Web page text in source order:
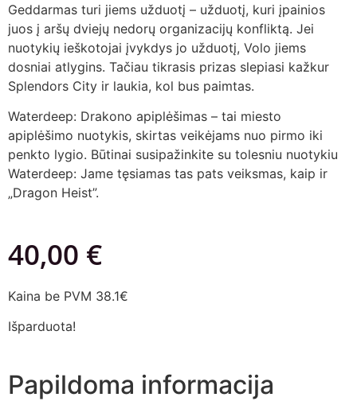
Geddarmas turi jiems užduotį – užduotį, kuri įpainios
juos į aršų dviejų nedorų organizacijų konfliktą. Jei
nuotykių ieškotojai įvykdys jo užduotį, Volo jiems
dosniai atlygins. Tačiau tikrasis prizas slepiasi kažkur
Splendors City ir laukia, kol bus paimtas.
Waterdeep: Drakono apiplėšimas – tai miesto
apiplėšimo nuotykis, skirtas veikėjams nuo pirmo iki
penkto lygio. Būtinai susipažinkite su tolesniu nuotykiu
Waterdeep: Jame tęsiamas tas pats veiksmas, kaip ir
„Dragon Heist”.
40,00 €
Kaina be PVM 38.1€
Išparduota!
Papildoma informacija